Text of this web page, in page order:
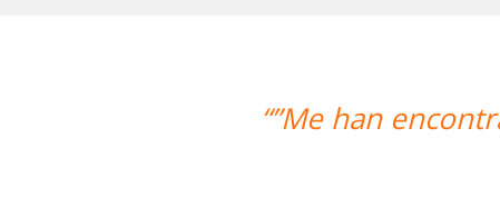
un profesor nativo y